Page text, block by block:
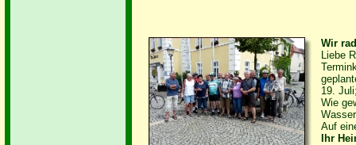
Wir
Liebe
19.
Wie
Auf
Ihr